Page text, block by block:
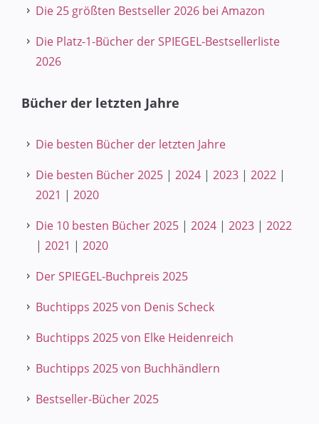
Die 25 größten Bestseller 2026 bei Amazon
Die Platz-1-Bücher der SPIEGEL-Bestsellerliste
2026
Bücher der letzten Jahre
Die besten Bücher der letzten Jahre
Die besten Bücher 2025 | 2024 | 2023 | 2022 |
2021 | 2020
Die 10 besten Bücher 2025 | 2024 | 2023 | 2022
| 2021 | 2020
Der SPIEGEL-Buchpreis 2025
Buchtipps 2025 von Denis Scheck
Buchtipps 2025 von Elke Heidenreich
Buchtipps 2025 von Buchhändlern
Bestseller-Bücher 2025